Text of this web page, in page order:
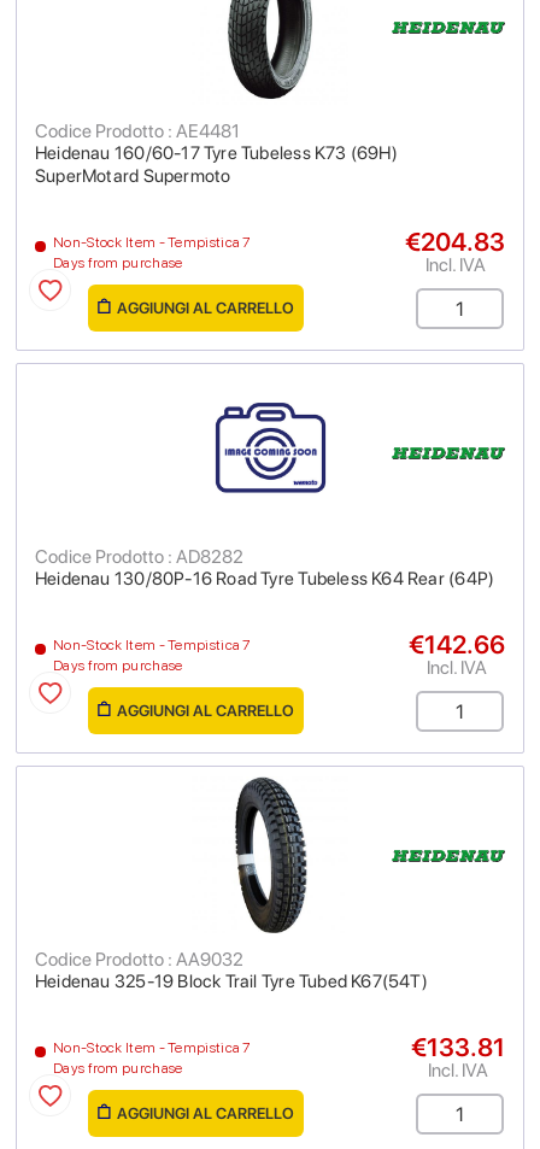
Heidenau 160/60-17 Tyre Tubeless K73 (69H)
SuperMotard Supermoto
Codice Prodotto : AE4481
Non-Stock Item - Tempistica 7
Days from purchase
€204.83
Incl. IVA
AGGIUNGI AL CARRELLO
Heidenau 130/80P-16 Road Tyre Tubeless K64 Rear (64P)
Codice Prodotto : AD8282
Non-Stock Item - Tempistica 7
Days from purchase
€142.66
Incl. IVA
AGGIUNGI AL CARRELLO
Heidenau 325-19 Block Trail Tyre Tubed K67(54T)
Codice Prodotto : AA9032
Non-Stock Item - Tempistica 7
Days from purchase
€133.81
Incl. IVA
AGGIUNGI AL CARRELLO